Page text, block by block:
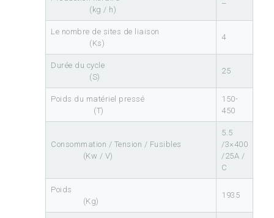
(kg / h)
–
Le nombre de sites de liaison
(Ks)
4
Durée du cycle
(S)
25
Poids du matériel pressé
(T)
150-
450
Consommation / Tension / Fusibles
(Kw / V)
5.5
/3×400
/25A /
C
Poids
(Kg)
1935